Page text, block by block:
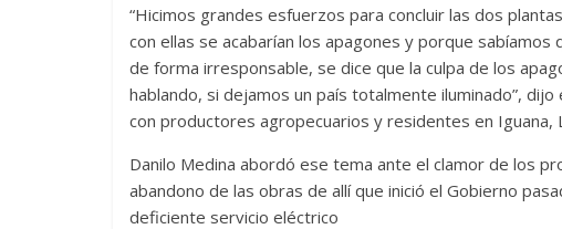
“Hicimos grandes esfuerzos para concluir las dos
con ellas se acabarían los apagones y porque
de forma irresponsable, se dice que la culpa de los
hablando, si dejamos un país totalmente iluminado”,
con productores agropecuarios y residentes en Iguana,
Danilo Medina abordó ese tema ante el clamor de los
abandono de las obras de allí que inició el Gobierno
deficiente servicio eléctrico